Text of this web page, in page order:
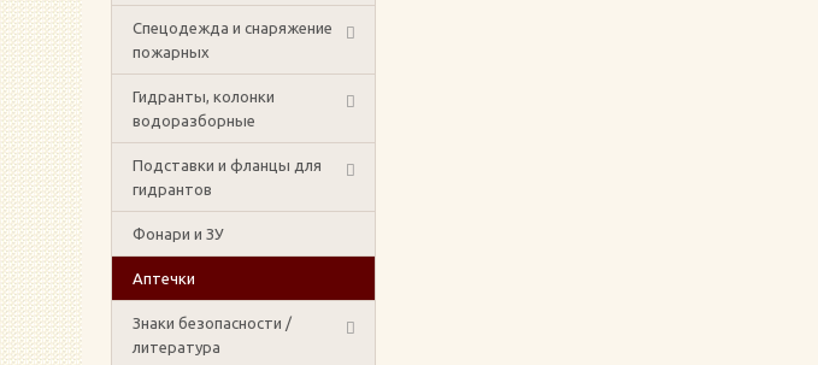
Спецодежда и снаряжение
пожарных
Гидранты, колонки
водоразборные
Подставки и фланцы для
гидрантов
Фонари и ЗУ
Аптечки
Знаки безопасности /
литература